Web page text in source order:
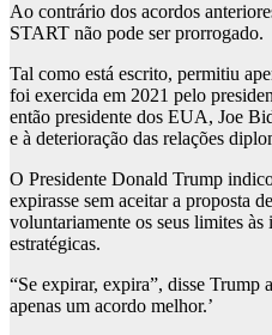
Ao contrário dos acordos
START não pode ser prorrogado.
Tal como está escrito, permitiu
foi exercida em 2021 pelo
então presidente dos EUA, Joe
e à deterioração das relações
O Presidente Donald Trump
expirasse sem aceitar a proposta
voluntariamente os seus limites às
estratégicas.
“Se expirar, expira”, disse Trump
apenas um acordo melhor.’